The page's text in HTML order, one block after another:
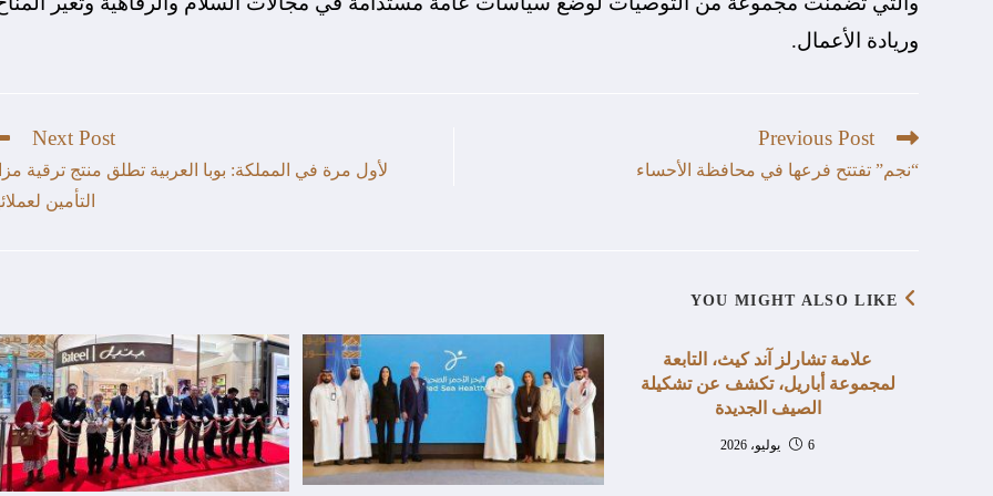
وريادة الأعمال.
Previous Post
“نجم” تفتتح فرعها في محافظة الأحساء
Next Post
لأول مرة في المملكة: بوبا العربية تطلق منتج ترقية
التأمين
YOU MIGHT ALSO LIKE
علامة تشارلز آند كيث، التابعة
لمجموعة أباريل، تكشف عن تشكيلة
الصيف الجديدة
6 يوليو، 2026